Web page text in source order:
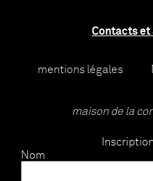
Contacts
mentions légales
maison de la
Nom